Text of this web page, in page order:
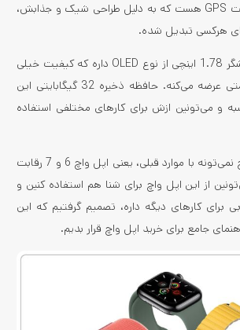
واچ، پشتیبانی از قابلیت GPS هست که به دلیل طراحی شیک و جذابش،
هرکسی تبدیل شده.
این اپل واچ یک نمایشگر 1.78 اینچی از نوع OLED داره که کیفیت خیلی
خوبی در این بازه قیمتی عرضه می‌کنه. حافظه ذخیره 32 گیگابایتی این
و می‌تونین ازش برای کارهای مختلفی استفاده
بااین‌حال، این اپل واچ نمی‌تونه با موارد قبلی، یعنی اپل واچ 6 و 7 رقابت
از این اپل واچ برای شنا هم استفاده کنین و
برای کارهای دیگه داره، تصمیم گرفتیم که این
جامع برای خرید اپل واچ قرار بدیم.